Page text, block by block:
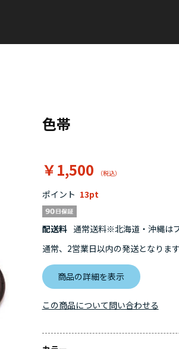
色帯
￥1,500
ポイント 13
配送料 通常送料※北海道・沖縄は
通常、2営業日以内の発送となります
商品の詳細を表示
この商品について問い合わせる